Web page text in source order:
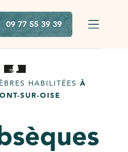
09 77 55 39 39
HABILITÉES À
SUR-OISE